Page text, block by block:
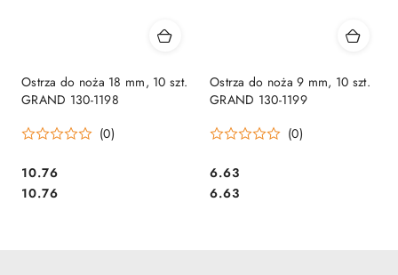
Ostrza do noża 18 mm, 10 szt.
GRAND 130-1198
(0)
Cena:
10.76
Cena:
10.76
Ostrza do noża 9 mm, 10 szt.
GRAND 130-1199
(0)
Cena:
6.63
Cena:
6.63